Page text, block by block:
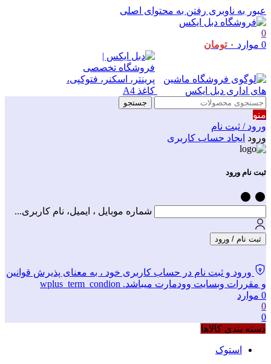
عبور به ناوبری رفتن به محتوای اصلی
0
0 موارد ۰ تومان
جستجو
منو
ورود / ثبت نام
ورود ایجاد حساب کاربری
ثبت نام ورود
شماره موبایل ، ایمیل، نام کاربری...
ثبت نام / ورود
ورود و ثبت نام در حساب کاربری خود ، به معنای پذیرش قوانین
و مقررات وبسایت وودمارت میباشد. wplus_term_condion
0 موارد
0
0
دسته بندی کالاها
استوک